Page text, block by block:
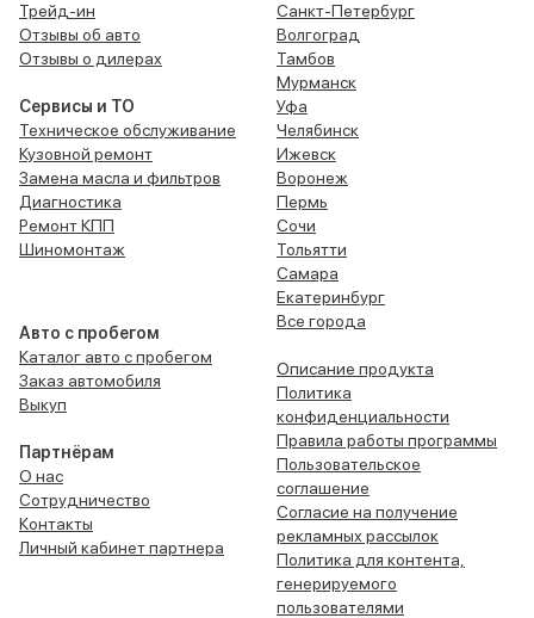
Трейд-ин
Отзывы об авто
Отзывы о дилерах
Сервисы и ТО
Техническое обслуживание
Кузовной ремонт
Замена масла и фильтров
Диагностика
Ремонт КПП
Шиномонтаж
Авто с пробегом
Каталог авто с пробегом
Заказ автомобиля
Выкуп
Партнёрам
О нас
Сотрудничество
Контакты
Личный кабинет партнера
Санкт-Петербург
Волгоград
Тамбов
Мурманск
Уфа
Челябинск
Ижевск
Воронеж
Пермь
Сочи
Тольятти
Самара
Екатеринбург
Все города
Описание продукта
Политика
конфиденциальности
Правила работы программы
Пользовательское
соглашение
Согласие на получение
рекламных рассылок
Политика для контента,
генерируемого
пользователями